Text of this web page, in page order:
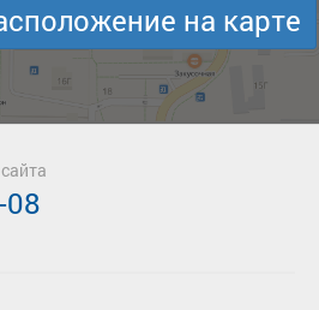
на карте